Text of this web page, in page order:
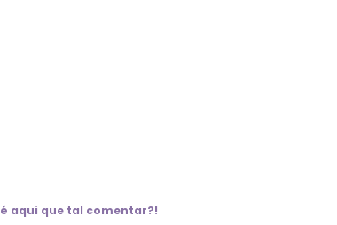
aqui que tal comentar?!